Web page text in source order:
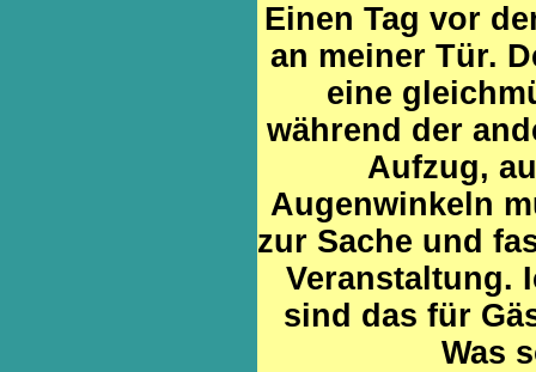
Einen Tag vor
an meiner Tür.
eine
während der
Aufzug,
Augenwinkeln
zur Sache und
Veranstaltung.
sind das für
Was